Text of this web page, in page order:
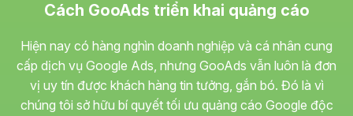
Cách GooAds triển khai quảng cáo
Hiện nay có hàng nghìn doanh nghiệp và cá nhân cung
cấp dịch vụ Google Ads, nhưng GooAds vẫn luôn là đơn
vị uy tín được khách hàng tin tưởng, gắn bó. Đó là vì
chúng tôi sở hữu bí quyết tối ưu quảng cáo Google độc